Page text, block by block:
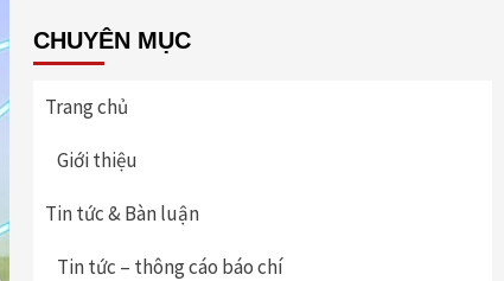
CHUYÊN MỤC
Trang chủ
Giới thiệu
Tin tức & Bàn luận
Tin tức – thông cáo báo chí